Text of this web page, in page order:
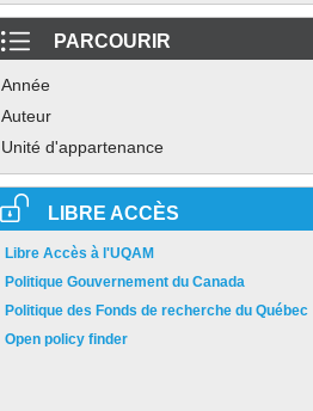
PARCOURIR
Année
Auteur
Unité d'appartenance
LIBRE ACCÈS
Libre Accès à l'UQAM
Politique Gouvernement du Canada
Politique des Fonds de recherche du Québec
Open policy finder